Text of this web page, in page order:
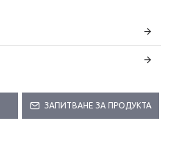
ЗАПИТВАНЕ ЗА ПРОДУКТА